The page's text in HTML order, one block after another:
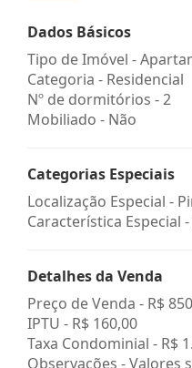
Dados Básicos
Tipo de Imóvel -
Categoria - Residencial
Nº de dormitórios - 2
Mobiliado - Não
Categorias Especiais
Localização Especial -
Característica Especial
Detalhes da Venda
Preço de Venda - R$
IPTU - R$ 160,00
Taxa Condominial - R$
Observações - Valores